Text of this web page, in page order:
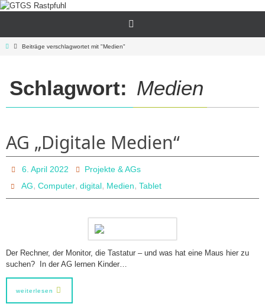
Zum
StartBeiträge verschlagwortet mit "Medien"
Schlagwort: Medien
AG „Digitale Medien“
6. April 2022
Projekte & AGs
AG,Computer,digital, Medien,Tablet
Der Rechner, der Monitor, die Tastatur – und was hat eine Maus hier zu
suchen? In der AG lernen Kinder…
weiterlesen